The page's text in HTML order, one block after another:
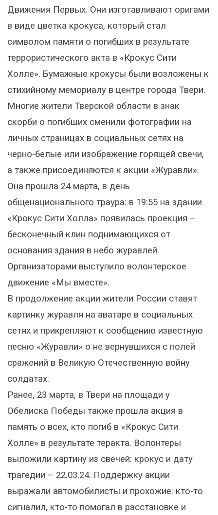
Движения Первых. Они изготавливают оригами
в виде цветка крокуса, который стал
символом памяти о погибших в результате
террористического акта в «Крокус Сити
Холле». Бумажные крокусы были возложены к
стихийному мемориалу в центре города Твери.
Многие жители Тверской области в знак
скорби о погибших сменили фотографии на
личных страницах в социальных сетях на
черно-белые или изображение горящей свечи,
а также присоединяются к акции «Журавли».
Она прошла 24 марта, в день
общенационального траура: в 19:55 на здании
«Крокус Сити Холла» появилась проекция –
бесконечный клин поднимающихся от
основания здания в небо журавлей.
Организаторами выступило волонтерское
движение «Мы вместе».
В продолжение акции жители России ставят
картинку журавля на аватаре в социальных
сетях и прикрепляют к сообщению известную
песню «Журавли» о не вернувшихся с полей
сражений в Великую Отечественную войну
солдатах.
Ранее, 23 марта, в Твери на площади у
Обелиска Победы также прошла акция в
память о всех, кто погиб в «Крокус Сити
Холле» в результате теракта. Волонтёры
выложили картину из свечей: крокус и дату
трагедии – 22.03.24. Поддержку акции
выражали автомобилисты и прохожие: кто-то
сигналил, кто-то помогал в расстановке и